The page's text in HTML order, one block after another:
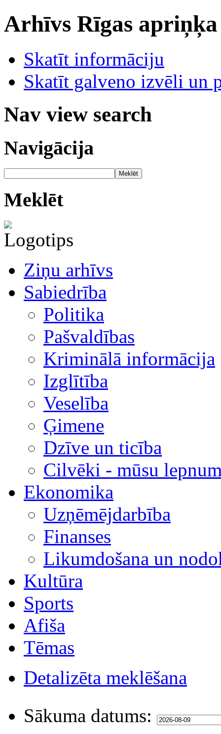
Arhīvs Rīgas
Skatīt informāciju
Skatīt galveno izvēli un
Nav view search
Navigācija
Meklēt
Meklēt
Ziņu arhīvs
Sabiedrība
Politika
Pašvaldības
Kriminālā informācija
Izglītība
Veselība
Ģimene
Dzīve un ticība
Cilvēki - mūsu
Ekonomika
Uzņēmējdarbība
Finanses
Likumdošana un
Kultūra
Sports
Afiša
Tēmas
Detalizēta meklēšana
Sākuma datums: